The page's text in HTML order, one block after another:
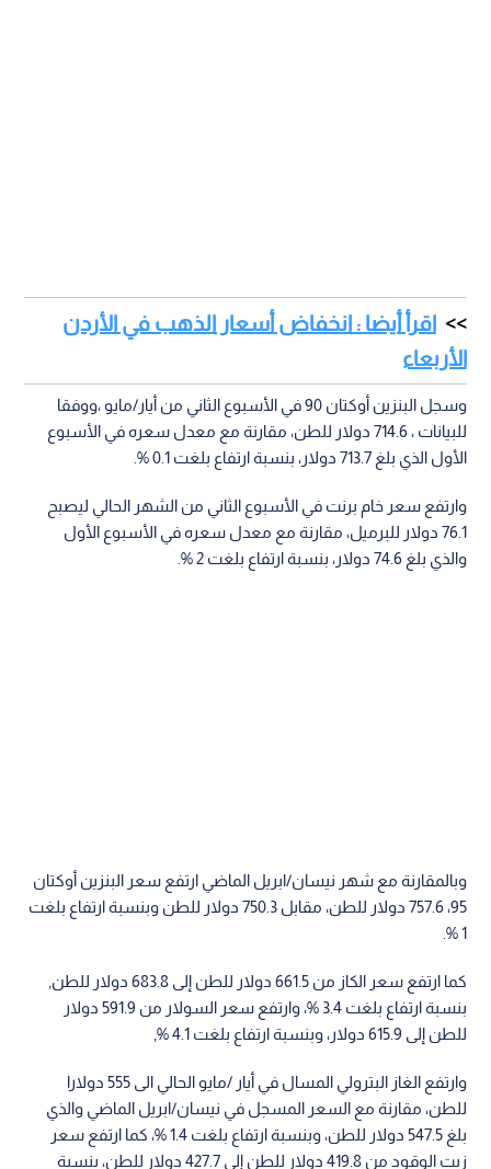
اقرأ أيضا : انخفاض أسعار الذهب في الأردن
الأربعاء
وسجل البنزين أوكتان 90 في الأسبوع الثاني من أيار/مايو ،ووفقا
للبيانات ، 714.6 دولار للطن، مقارنة مع معدل سعره في الأسبوع
الأول الذي بلغ 713.7 دولار، بنسبة ارتفاع بلغت 0.1 %.
وارتفع سعر خام برنت في الأسبوع الثاني من الشهر الحالي ليصبح
76.1 دولار للبرميل، مقارنة مع معدل سعره في الأسبوع الأول
والذي بلغ 74.6 دولار، بنسبة ارتفاع بلغت 2 %.
وبالمقارنة مع شهر نيسان/ابريل الماضي ارتفع سعر البنزين أوكتان
95، 757.6 دولار للطن، مقابل 750.3 دولار للطن وبنسبة ارتفاع بلغت
1 %.
كما ارتفع سعر الكاز من 661.5 دولار للطن إلى 683.8 دولار للطن,
بنسبة ارتفاع بلغت 3.4 %، وارتفع سعر السولار من 591.9 دولار
للطن إلى 615.9 دولار، وبنسبة ارتفاع بلغت 4.1 %,
وارتفع الغاز البترولي المسال في أيار /مايو الحالي الى 555 دولارا
للطن، مقارنة مع السعر المسجل في نيسان/ابريل الماضي والذي
بلغ 547.5 دولار للطن، وبنسبة ارتفاع بلغت 1.4 %، كما ارتفع سعر
زيت الوقود من 419.8 دولار للطن إلى 427.7 دولار للطن، بنسبة